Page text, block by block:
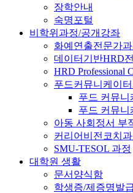
장학안내
숙명포털
비학위과정/공개강좌
화예연출전문가
데이터기반HRD
HRD Professional
푸드커뮤니케이
푸드 커뮤니
푸드 커뮤니
아동 사회정서 부
커리어비전코치
SMU-TESOL 과정
대학원 생활
문서양식함
학생증/제증명발